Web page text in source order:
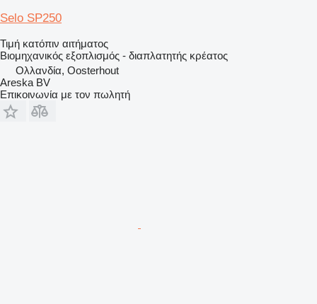
Selo SP250
Τιμή κατόπιν αιτήματος
Βιομηχανικός εξοπλισμός - διαπλατητής κρέατος
Ολλανδία, Oosterhout
Areska BV
Επικοινωνία με τον πωλητή